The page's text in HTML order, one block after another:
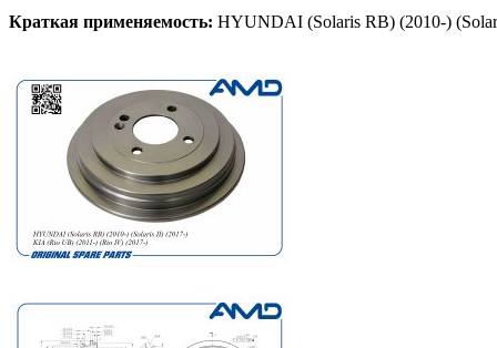
Краткая применяемость: HYUNDAI (Solaris RB) (2010-)